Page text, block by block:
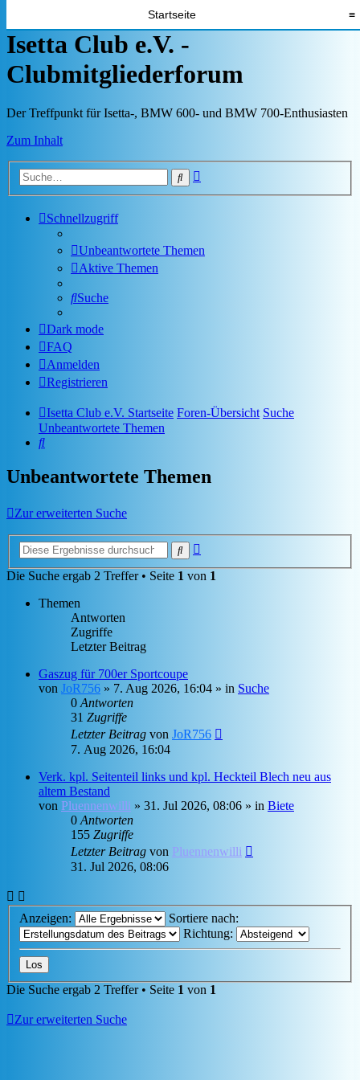
Startseite ≡
Isetta Club e.V. -
Clubmitgliederforum
Der Treffpunkt für Isetta-, BMW 600- und BMW 700-Enthusiasten
Zum Inhalt
Suche
Schnellzugriff
Unbeantwortete Themen
Aktive Themen
Suche
Dark mode
FAQ
Anmelden
Registrieren
Isetta Club e.V. Startseite Foren-Übersicht Suche
Unbeantwortete Themen
Suche
Unbeantwortete Themen
Zur erweiterten Suche
Suche
Die Suche ergab 2 Treffer • Seite 1 von 1
Themen
Antworten
Zugriffe
Letzter Beitrag
Gaszug für 700er Sportcoupe
von JoR756 » 7. Aug 2026, 16:04 » in Suche
0Antworten
31 Zugriffe
Letzter Beitrag von JoR756
7. Aug 2026, 16:04
Verk. kpl. Seitenteil links und kpl. Heckteil Blech neu aus
altem Bestand
von Pluennenwilli » 31. Jul 2026, 08:06 » in Biete
0Antworten
155 Zugriffe
Letzter Beitrag von Pluennenwilli
31. Jul 2026, 08:06
Anzeigen:
Sortiere nach:
Richtung:
Die Suche ergab 2 Treffer • Seite 1 von 1
Zur erweiterten Suche